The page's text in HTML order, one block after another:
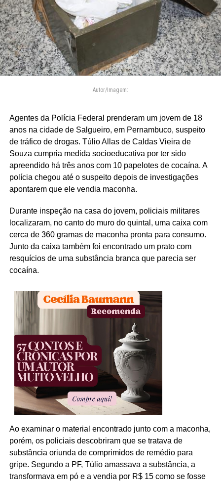
Autor/Imagem:
Agentes da Polícia Federal prenderam um jovem de 18
anos na cidade de Salgueiro, em Pernambuco, suspeito
de tráfico de drogas. Túlio Allas de Caldas Vieira de
Souza cumpria medida socioeducativa por ter sido
apreendido há três anos com 10 papelotes de cocaína. A
polícia chegou até o suspeito depois de investigações
apontarem que ele vendia maconha.
Durante inspeção na casa do jovem, policiais militares
localizaram, no canto do muro do quintal, uma caixa com
cerca de 360 gramas de maconha pronta para consumo.
Junto da caixa também foi encontrado um prato com
resquícios de uma substância branca que parecia ser
cocaína.
Ao examinar o material encontrado junto com a maconha,
porém, os policiais descobriram que se tratava de
substância oriunda de comprimidos de remédio para
gripe. Segundo a PF, Túlio amassava a substância, a
transformava em pó e a vendia por R$ 15 como se fosse